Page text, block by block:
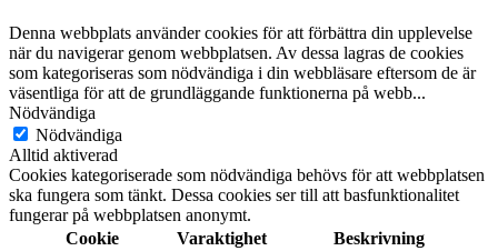
Denna webbplats använder cookies för att förbättra din upplevelse
när du navigerar genom webbplatsen. Av dessa lagras de cookies
som kategoriseras som nödvändiga i din webbläsare eftersom de är
väsentliga för att de grundläggande funktionerna på webb...
Nödvändiga
Nödvändiga
Alltid aktiverad
Cookies kategoriserade som nödvändiga behövs för att webbplatsen
ska fungera som tänkt. Dessa cookies ser till att basfunktionalitet
fungerar på webbplatsen anonymt.
Cookie
Varaktighet
Beskrivning